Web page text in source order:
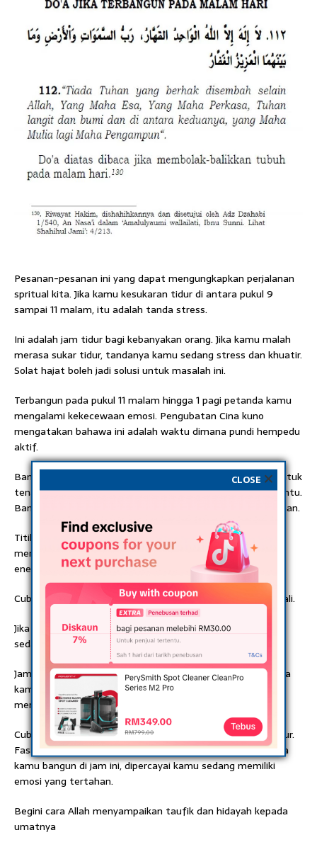
Pesanan-pesanan ini yang dapat mengungkapkan perjalanan
spritual kita. Jika kamu kesukaran tidur di antara pukul 9
sampai 11 malam, itu adalah tanda stress.
Ini adalah jam tidur bagi kebanyakan orang. Jika kamu malah
merasa sukar tidur, tandanya kamu sedang stress dan khuatir.
Solat hajat boleh jadi solusi untuk masalah ini.
Terbangun pada pukul 11 malam hingga 1 pagi petanda kamu
mengalami kekecewaan emosi. Pengubatan Cina kuno
mengatakan bahawa ini adalah waktu dimana pundi hempedu
aktif.
Bangun pada jam ini menunjukkan kekecewaan. Cubalah untuk
tenang dan memaafkan dirimu sendiri, maka akan membantu.
Bangun antara pukul 1 hingga 3 pagi menunjukkan kemarahan.
Titik energi terhubung dengan hati. Bangun pada jam ini
memnunjukkan bahawa kamu sedang marah dan memiliki
energi Yang berlebihan.
Cuba minum air dingin dan meditasi agar boleh tidur kembali.
Jika kamu bangun pukul 3 hinggal 5 pagi, tandanya Allah
sedang berusaha berbicara padamu.
Jam ini menunjukkan bahagian paru-paru dan kesedihan. Jika
kamu bangun di jam ini, maka dipercayai Allah sedang
membimbingmu untuk jadi lebih baik.
Cuba bernafas perlahan dan berdoa agar boleh kembali tidur.
Fasa bangun tidur terakhir adalah pukul 5 hingga 7 pagi. Jika
kamu bangun di jam ini, dipercayai kamu sedang memiliki
emosi yang tertahan.
Begini cara Allah menyampaikan taufik dan hidayah kepada
umatnya
CLOSE